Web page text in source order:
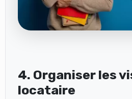
4. Organiser les
locataire